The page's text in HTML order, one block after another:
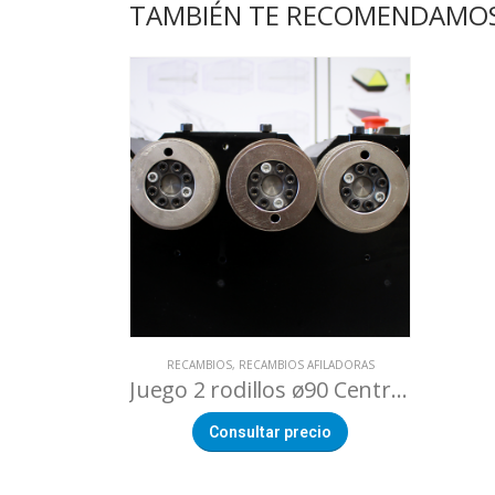
TAMBIÉN TE
RECAMBIOS, RECAMBIOS AFILADORAS
Juego 2 rodillos ø90 Centro Afilado DUALTECH
Consultar precio